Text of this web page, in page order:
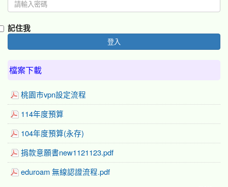
記住我
登入
檔案下載
桃園市vpn設定流程
114年度預算
104年度預算(永存)
捐款意願書new1121123.pdf
eduroam 無線認證流程.pdf